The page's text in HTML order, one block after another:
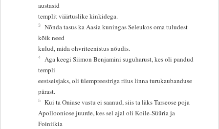
austasid
templit väärtuslike kinkidega.
3 Nõnda tasus ka Aasia kuningas Seleukos oma tuludest
kõik need
kulud, mida ohvriteenistus nõudis.
4 Aga keegi Siimon Benjamini suguharust, kes oli pandud
templi
eestseisjaks, oli ülempreestriga riius linna turukaubanduse
pärast.
5 Kui ta Oniase vastu ei saanud, siis ta läks Tarseose poja
Apollooniose juurde, kes sel ajal oli Koile-Süüria ja
Foiniikia